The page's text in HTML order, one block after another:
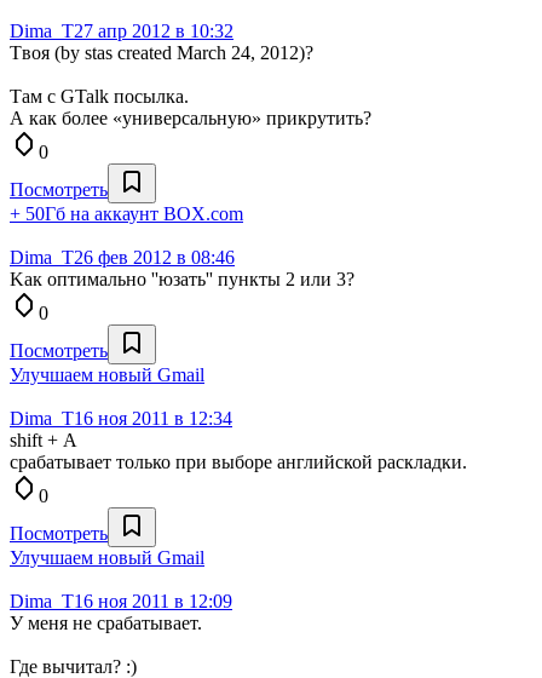
Dima_T27 апр 2012 в 10:32
Tвоя (by stas created March 24, 2012)?
Там с GTalk посылка.
А как более «универсальную» прикрутить?
0
Посмотреть
+ 50Гб на аккаунт BOX.com
Dima_T26 фев 2012 в 08:46
Kaк оптимально ''юзать'' пункты 2 или 3?
0
Посмотреть
Улучшаем новый Gmail
Dima_T16 ноя 2011 в 12:34
shift + А
срабатывает только при выборе английской раскладки.
0
Посмотреть
Улучшаем новый Gmail
Dima_T16 ноя 2011 в 12:09
У меня не срабатывает.
Где вычитал? :)